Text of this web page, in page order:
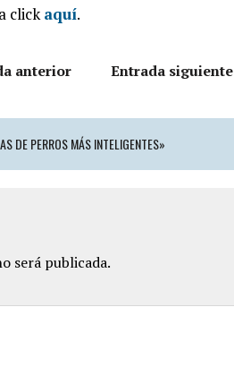
clickaquí.
anterior Entrada siguiente
DE PERROS MÁS INTELIGENTES»
será publicada.